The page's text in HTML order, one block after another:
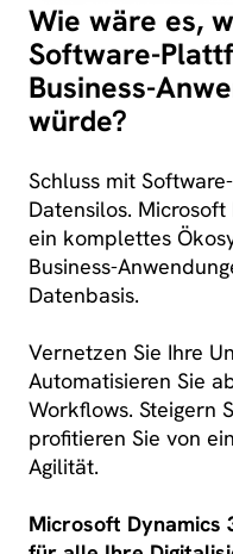
Wie wäre es,
Software-
Business-
würde?
Schluss mit
Datensilos.
ein komplettes
Business-
Datenbasis.
Vernetzen Sie Ihre
Automatisieren Sie
Workflows. Steigern
profitieren Sie von
Agilität.
Microsoft Dynamics